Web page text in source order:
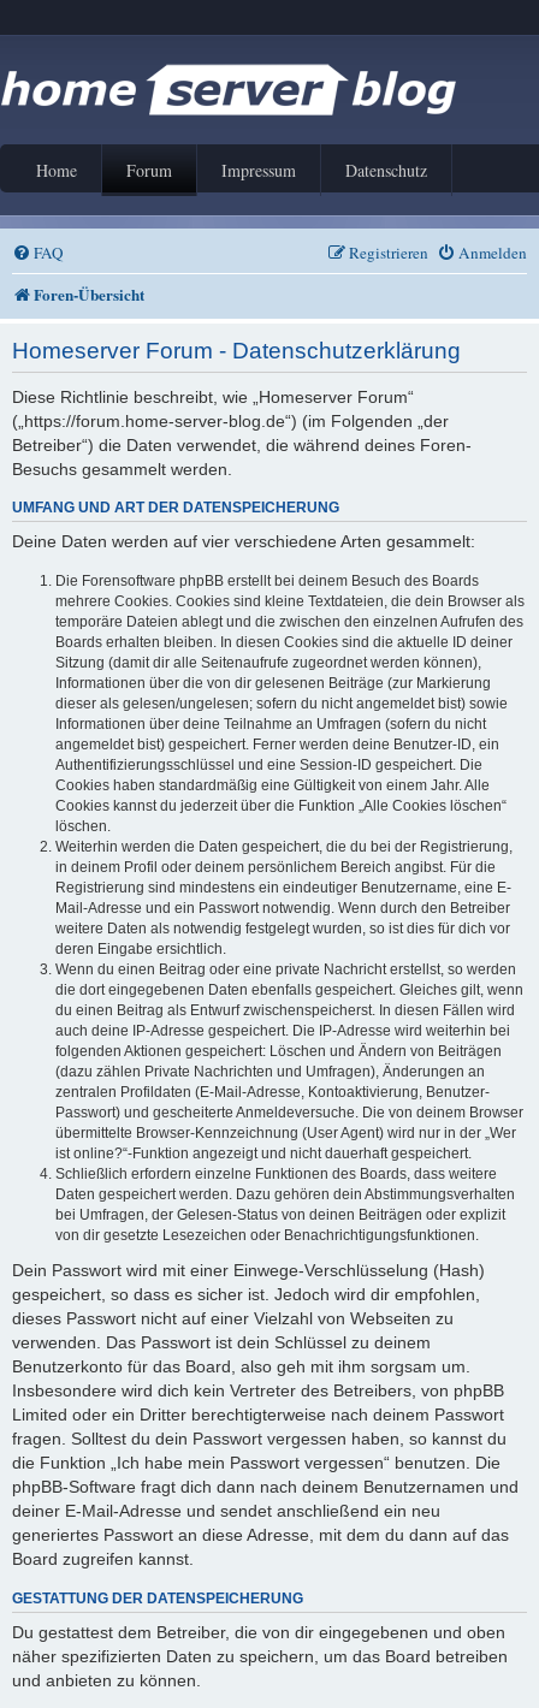
Home Forum Impressum Datenschutz
FAQ Anmelden
Registrieren
Foren-Übersicht
Homeserver Forum - Datenschutzerklärung
Diese Richtlinie beschreibt, wie „Homeserver Forum“
(„https://forum.home-server-blog.de“) (im Folgenden „der
Betreiber“) die Daten verwendet, die während deines Foren-
Besuchs gesammelt werden.
UMFANG UND ART DER DATENSPEICHERUNG
Deine Daten werden auf vier verschiedene Arten gesammelt:
Die Forensoftware phpBB erstellt bei deinem Besuch des Boards
mehrere Cookies. Cookies sind kleine Textdateien, die dein Browser als
temporäre Dateien ablegt und die zwischen den einzelnen Aufrufen des
Boards erhalten bleiben. In diesen Cookies sind die aktuelle ID deiner
Sitzung (damit dir alle Seitenaufrufe zugeordnet werden können),
Informationen über die von dir gelesenen Beiträge (zur Markierung
dieser als gelesen/ungelesen; sofern du nicht angemeldet bist) sowie
Informationen über deine Teilnahme an Umfragen (sofern du nicht
angemeldet bist) gespeichert. Ferner werden deine Benutzer-ID, ein
Authentifizierungsschlüssel und eine Session-ID gespeichert. Die
Cookies haben standardmäßig eine Gültigkeit von einem Jahr. Alle
Cookies kannst du jederzeit über die Funktion „Alle Cookies löschen“
löschen.
Weiterhin werden die Daten gespeichert, die du bei der Registrierung,
in deinem Profil oder deinem persönlichem Bereich angibst. Für die
Registrierung sind mindestens ein eindeutiger Benutzername, eine E-
Mail-Adresse und ein Passwort notwendig. Wenn durch den Betreiber
weitere Daten als notwendig festgelegt wurden, so ist dies für dich vor
deren Eingabe ersichtlich.
Wenn du einen Beitrag oder eine private Nachricht erstellst, so werden
die dort eingegebenen Daten ebenfalls gespeichert. Gleiches gilt, wenn
du einen Beitrag als Entwurf zwischenspeicherst. In diesen Fällen wird
auch deine IP-Adresse gespeichert. Die IP-Adresse wird weiterhin bei
folgenden Aktionen gespeichert: Löschen und Ändern von Beiträgen
(dazu zählen Private Nachrichten und Umfragen), Änderungen an
zentralen Profildaten (E-Mail-Adresse, Kontoaktivierung, Benutzer-
Passwort) und gescheiterte Anmeldeversuche. Die von deinem Browser
übermittelte Browser-Kennzeichnung (User Agent) wird nur in der „Wer
ist online?“-Funktion angezeigt und nicht dauerhaft gespeichert.
Schließlich erfordern einzelne Funktionen des Boards, dass weitere
Daten gespeichert werden. Dazu gehören dein Abstimmungsverhalten
bei Umfragen, der Gelesen-Status von deinen Beiträgen oder explizit
von dir gesetzte Lesezeichen oder Benachrichtigungsfunktionen.
Dein Passwort wird mit einer Einwege-Verschlüsselung (Hash)
gespeichert, so dass es sicher ist. Jedoch wird dir empfohlen,
dieses Passwort nicht auf einer Vielzahl von Webseiten zu
verwenden. Das Passwort ist dein Schlüssel zu deinem
Benutzerkonto für das Board, also geh mit ihm sorgsam um.
Insbesondere wird dich kein Vertreter des Betreibers, von phpBB
Limited oder ein Dritter berechtigterweise nach deinem Passwort
fragen. Solltest du dein Passwort vergessen haben, so kannst du
die Funktion „Ich habe mein Passwort vergessen“ benutzen. Die
phpBB-Software fragt dich dann nach deinem Benutzernamen und
deiner E-Mail-Adresse und sendet anschließend ein neu
generiertes Passwort an diese Adresse, mit dem du dann auf das
Board zugreifen kannst.
GESTATTUNG DER DATENSPEICHERUNG
Du gestattest dem Betreiber, die von dir eingegebenen und oben
näher spezifizierten Daten zu speichern, um das Board betreiben
und anbieten zu können.